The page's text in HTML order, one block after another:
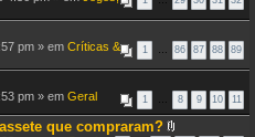
e
o
s
1 86 87 88 89
pm » em Críticas &
1 8 9 10 11
pm » em Geral
que compraram?